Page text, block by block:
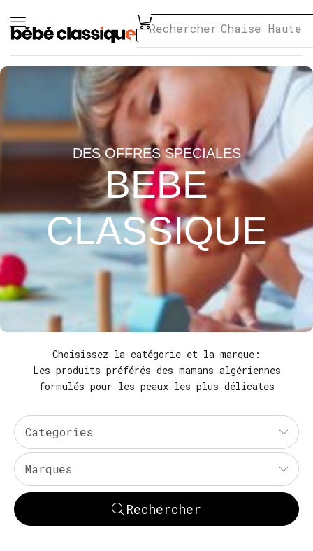
Rechercher Chaise Haute
DES OFFRES SPECIALES
BEBE
CLASSIQUE
Choisissez la catégorie et la marque:
Les produits préférés des mamans algériennes
formulés pour les peaux les plus délicates
Categories
Marques
Rechercher